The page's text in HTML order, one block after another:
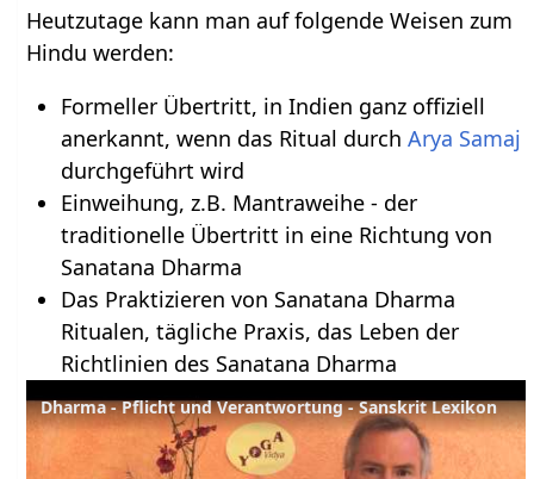
Heutzutage kann man auf folgende Weisen zum
Hindu werden:
Formeller Übertritt, in Indien ganz offiziell
anerkannt, wenn das Ritual durch Arya Samaj
durchgeführt wird
Einweihung, z.B. Mantraweihe - der
traditionelle Übertritt in eine Richtung von
Sanatana Dharma
Das Praktizieren von Sanatana Dharma
Ritualen, tägliche Praxis, das Leben der
Richtlinien des Sanatana Dharma
Dharma - Pflicht und Verantwortung - Sanskrit Lexikon